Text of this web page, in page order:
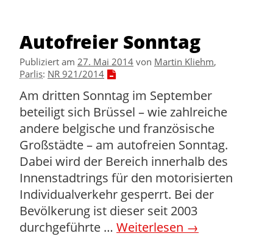
Autofreier Sonntag
Publiziert am 27. Mai 2014 von Martin Kliehm,
Parlis: NR 921/2014
Am dritten Sonntag im September
beteiligt sich Brüssel – wie zahlreiche
andere belgische und französische
Großstädte – am autofreien Sonntag.
Dabei wird der Bereich innerhalb des
Innen­stadtrings für den motorisierten
Individualverkehr gesperrt. Bei der
Bevölkerung ist dieser seit 2003
durchgeführte … Weiterlesen →